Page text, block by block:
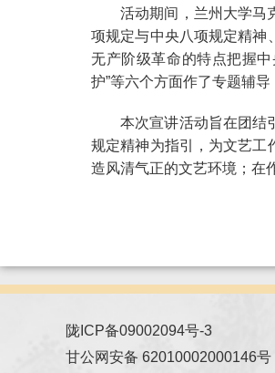
活动期间，兰州大学
项规定与中央八项规定精神
无产阶级革命的特点把握
护”等六个方面作了专题辅
本次宣讲活动旨在团结
规定精神为指引，为文艺工
造风清气正的文艺环境；在
陇ICP备09002094号-3
甘公网安备 62010002000146号